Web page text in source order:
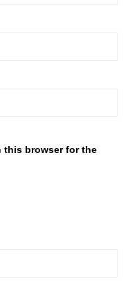
this browser for the